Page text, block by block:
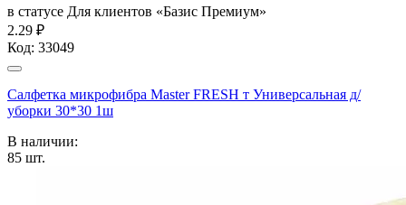
в статусе Для клиентов «Базис Премиум»
2.29 ₽
Код: 33049
Салфетка микрофибра Master FRESH т Универсальная д/
уборки 30*30 1ш
В наличии:
85 шт.